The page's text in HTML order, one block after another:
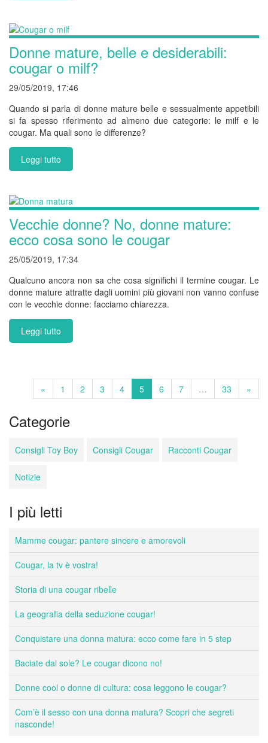
Donne mature, belle e desiderabili:
cougar o milf?
29/05/2019, 17:46
Quando si parla di donne mature belle e sessualmente appetibili
si fa spesso riferimento ad almeno due categorie: le milf e le
cougar. Ma quali sono le differenze?
Leggi tutto
Vecchie donne? No, donne mature:
ecco cosa sono le cougar
25/05/2019, 17:34
Qualcuno ancora non sa che cosa significhi il termine cougar. Le
donne mature attratte dagli uomini più giovani non vanno confuse
con le vecchie donne: facciamo chiarezza.
Leggi tutto
« 1 2 3 4 5 6 7 … 33 »
Categorie
Consigli Toy Boy Consigli Cougar Racconti Cougar
Notizie
I più letti
Mamme cougar: pantere sincere e amorevoli
Cougar, la tv è vostra!
Storia di una cougar ribelle
La geografia della seduzione cougar!
Conquistare una donna matura: ecco come fare in 5 step
Baciate dal sole? Le cougar dicono no!
Donne cool o donne di cultura: cosa leggono le cougar?
Com’è il sesso con una donna matura? Scopri che segreti
nasconde!